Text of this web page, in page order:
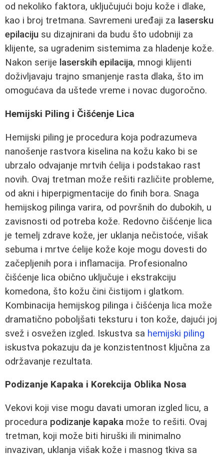
od nekoliko faktora, uključujući boju kože i dlake,
kao i broj tretmana. Savremeni uređaji za lasersku
epilaciju su dizajnirani da budu što udobniji za
klijente, sa ugradenim sistemima za hladenje kože.
Nakon serije laserskih epilacija, mnogi klijenti
doživljavaju trajno smanjenje rasta dlaka, što im
omogućava da uštede vreme i novac dugoročno.
Hemijski Piling i Čišćenje Lica
Hemijski piling je procedura koja podrazumeva
nanošenje rastvora kiselina na kožu kako bi se
ubrzalo odvajanje mrtvih ćelija i podstakao rast
novih. Ovaj tretman može rešiti različite probleme,
od akni i hiperpigmentacije do finih bora. Snaga
hemijskog pilinga varira, od površnih do dubokih, u
zavisnosti od potreba kože. Redovno čišćenje lica
je temelj zdrave kože, jer uklanja nečistoće, višak
sebuma i mrtve ćelije kože koje mogu dovesti do
začepljenih pora i inflamacija. Profesionalno
čišćenje lica obično uključuje i ekstrakciju
komedona, što kožu čini čistijom i glatkom.
Kombinacija hemijskog pilinga i čišćenja lica može
dramatično poboljšati teksturu i ton kože, dajući joj
svež i osvežen izgled. Iskustva sa hemijski piling
iskustva pokazuju da je konzistentnost ključna za
održavanje rezultata.
Podizanje Kapaka i Korekcija Oblika Nosa
Vekovi koji vise mogu davati umoran izgled licu, a
procedura podizanje kapaka može to rešiti. Ovaj
tretman, koji može biti hiruški ili minimalno
invazivan, uklanja višak kože i masnog tkiva sa